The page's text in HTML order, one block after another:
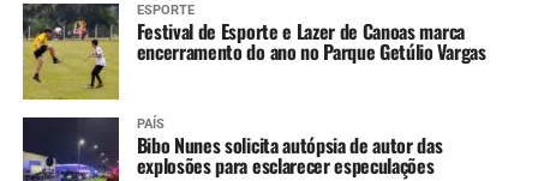
ESPORTE
Festival de Esporte e Lazer de Canoas marca
encerramento do ano no Parque Getúlio Vargas
PAÍS
Bibo Nunes solicita autópsia de autor das
explosões para esclarecer especulações